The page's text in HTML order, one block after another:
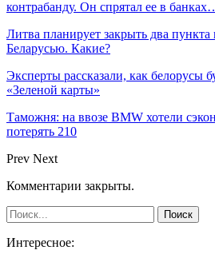
контрабанду. Он спрятал ее в
Литва планирует закрыть два
Беларусью. Какие?
Эксперты рассказали, как белорусы
«Зеленой карты»
Таможня: на ввозе BMW хотели
потерять 210
Prev Next
Комментарии закрыты.
Интересное: